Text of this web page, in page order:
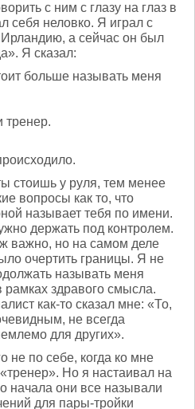
с ним с глазу на глаз в
себя неловко. Я играл с
Ирландию, а сейчас он был
Я сказал:
больше называть меня
тренер.
стоишь у руля, тем менее
вопросы как то, что
называет тебя по имени.
держать под контролем.
важно, но на самом деле
очертить границы. Я не
называть меня
здравого смысла.
как-то сказал мне: «То,
не всегда
для других».
не по себе, когда ко мне
Но я настаивал на
начала они все называли
для пары-тройки